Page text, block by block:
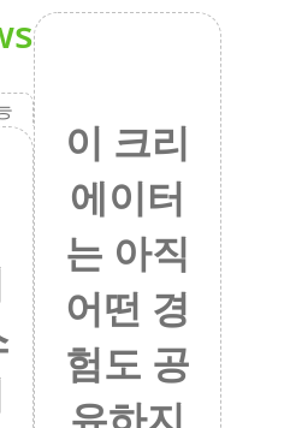
이 크리
에이터
는 아직
어떤 경
험도 공